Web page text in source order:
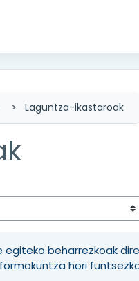
Laguntza-ikastaroak
egiteko beharrezkoak
hori